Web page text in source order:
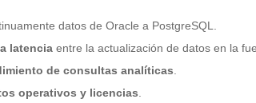
datos de Oracle a PostgreSQL.
latencia entre la actualización de datos en la
de consultas analíticas
operativos y licencias